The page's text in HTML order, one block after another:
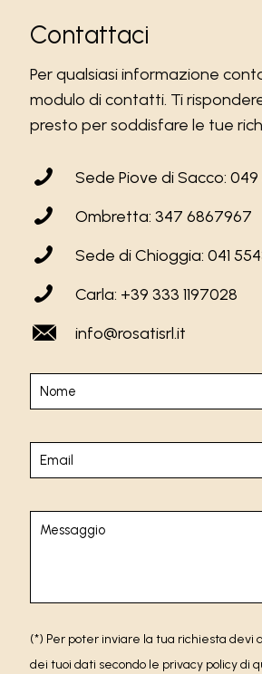
Contattaci
Per qualsiasi informazione
modulo di contatti. Ti
presto per soddisfare le tue
Sede Piove di Sacco: 049
Ombretta: 347 6867967
Sede di Chioggia: 041
Carla: +39 333 1197028
info@rosatisrl.it
(*) Per poter inviare la tua richiesta devi
dei tuoi dati secondo le privacy policy di